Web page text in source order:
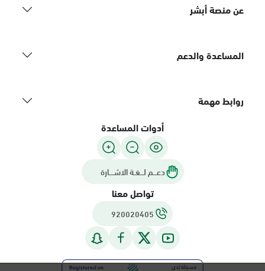
عن منصة أبشر
المساعدة والدعم
روابط مهمة
أدوات المساعدة
دعـــم لـــغـة الاشــــارة
تواصل معنا
920020405